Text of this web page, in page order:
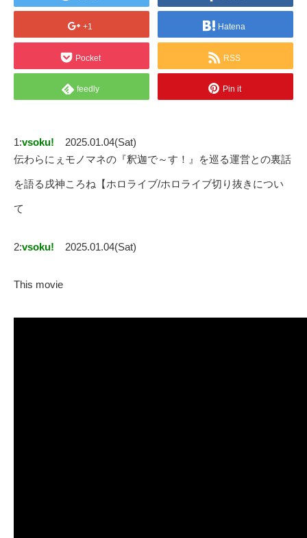
+1 Hatena
Pocket RSS
feedly Pin it
1:vsoku!
2025.01.04(Sat)
伝わらにぇモノマネの『釈迦で～す！』を巡る運営との裏話
を語る戌神ころね【ホロライブ/ホロライブ切り抜きについ
て
2:vsoku! 2025.01.04(Sat)
This movie